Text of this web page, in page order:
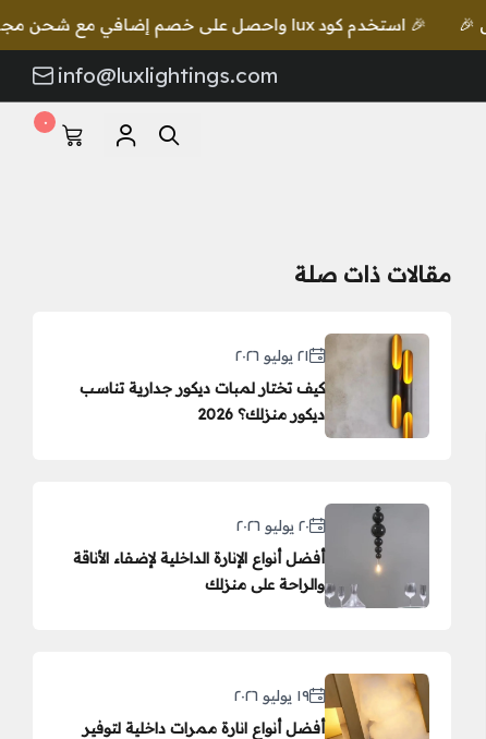
🎉 استخدم كود lux واحصل على خصم إضافي مع شحن مجاني للطلبات بقيمة 649 ريال 🎉
info@luxlightings.com
٠
مقالات ذات صلة
٢١ يوليو ٢٠٢٦
كيف تختار لمبات ديكور جدارية تناسب
ديكور منزلك؟ 2026
٢٠ يوليو ٢٠٢٦
أفضل أنواع الإنارة الداخلية لإضفاء الأناقة
والراحة على منزلك
١٩ يوليو ٢٠٢٦
أفضل أنواع انارة ممرات داخلية لتوفير